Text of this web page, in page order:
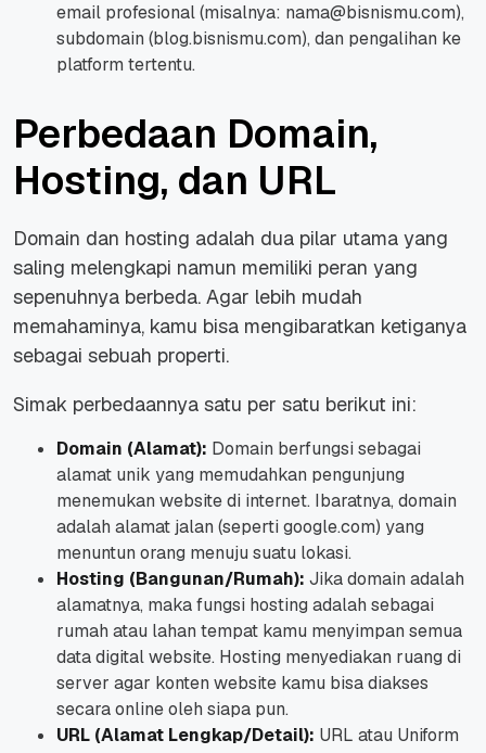
email profesional (misalnya: nama@bisnismu.com),
subdomain (blog.bisnismu.com), dan pengalihan ke
platform tertentu.
Perbedaan Domain,
Hosting, dan URL
Domain dan hosting adalah dua pilar utama yang
saling melengkapi namun memiliki peran yang
sepenuhnya berbeda. Agar lebih mudah
memahaminya, kamu bisa mengibaratkan ketiganya
sebagai sebuah properti.
Simak perbedaannya satu per satu berikut ini:
Domain (Alamat): Domain berfungsi sebagai
alamat unik yang memudahkan pengunjung
menemukan website di internet. Ibaratnya, domain
adalah alamat jalan (seperti google.com) yang
menuntun orang menuju suatu lokasi.
Hosting (Bangunan/Rumah): Jika domain adalah
alamatnya, maka fungsi hosting adalah sebagai
rumah atau lahan tempat kamu menyimpan semua
data digital website. Hosting menyediakan ruang di
server agar konten website kamu bisa diakses
secara online oleh siapa pun.
URL (Alamat Lengkap/Detail): URL atau Uniform